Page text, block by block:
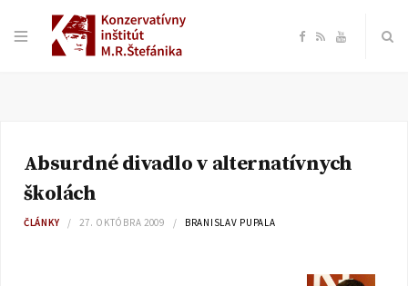
F
e
R Y
T
Absurdné divadlo v alternatívnych
školách
ČLÁNKY 27. OKTÓBRA 2009 BRANISLAV PUPALA